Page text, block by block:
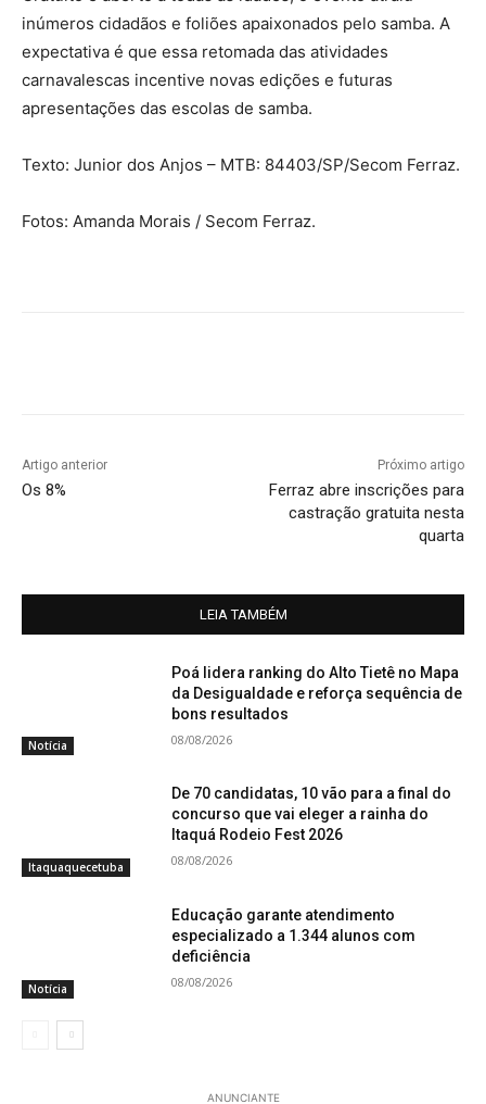
inúmeros cidadãos e foliões apaixonados pelo samba. A
expectativa é que essa retomada das atividades
carnavalescas incentive novas edições e futuras
apresentações das escolas de samba.
Texto: Junior dos Anjos – MTB: 84403/SP/Secom Ferraz.
Fotos: Amanda Morais / Secom Ferraz.
Artigo anterior
Os 8%
Próximo artigo
Ferraz abre inscrições para
castração gratuita nesta
quarta
LEIA TAMBÉM
Notícia
Poá lidera ranking do Alto Tietê no Mapa
da Desigualdade e reforça sequência de
bons resultados
08/08/2026
Itaquaquecetuba
De 70 candidatas, 10 vão para a final do
concurso que vai eleger a rainha do
Itaquá Rodeio Fest 2026
08/08/2026
Notícia
Educação garante atendimento
especializado a 1.344 alunos com
deficiência
08/08/2026
ANUNCIANTE